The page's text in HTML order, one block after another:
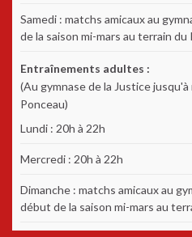
Samedi : matchs amicaux au
de la saison mi-mars au terrain du
Entraînements adultes :
(Au gymnase de la Justice
Ponceau)
Lundi : 20h à 22h
Mercredi : 20h à 22h
Dimanche : matchs amicaux au
début de la saison mi-mars au